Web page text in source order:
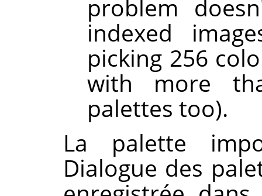
problem
indexed
picking 256
with more
palettes too).
La palette
Dialogue des